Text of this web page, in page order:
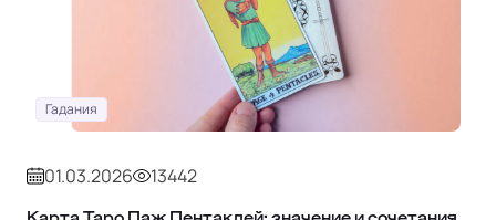
Гадания
01.03.2026 13442